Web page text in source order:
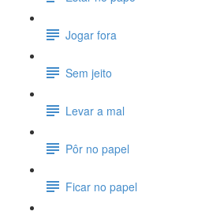
Jogar fora
Sem jeito
Levar a mal
Pôr no papel
Ficar no papel